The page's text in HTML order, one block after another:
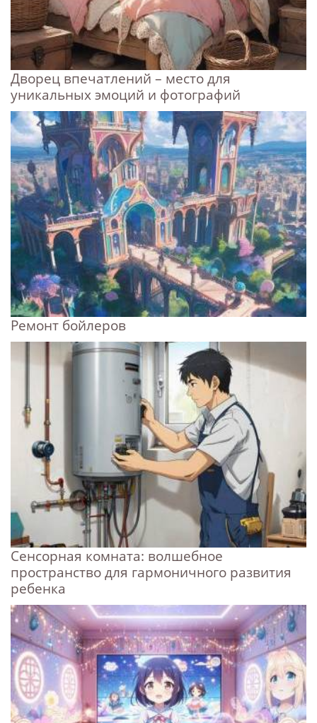
Дворец впечатлений – место для
уникальных эмоций и фотографий
Ремонт бойлеров
Сенсорная комната: волшебное
пространство для гармоничного развития
ребенка